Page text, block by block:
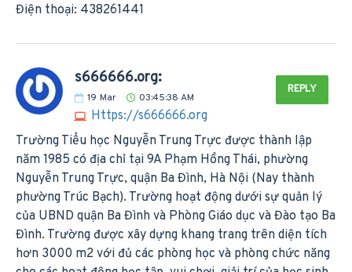
Điện thoại: 438261441
s666666.org:
19 Mar 03:45:38 AM
Https://s666666.org
REPLY
Trường Tiểu học Nguyễn Trung Trực được thành lập
năm 1985 có địa chỉ tại 9A Phạm Hồng Thái, phường
Nguyễn Trung Trực, quận Ba Đình, Hà Nội (Nay thành
phường Trúc Bạch). Trường hoạt động dưới sự quản lý
của UBND quận Ba Đình và Phòng Giáo dục và Đào tạo Ba
Đình. Trường được xây dựng khang trang trên diện tích
hơn 3000 m2 với đủ các phòng học và phòng chức năng